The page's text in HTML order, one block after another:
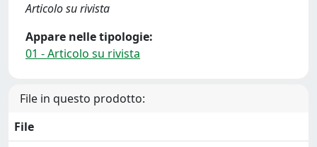
Articolo su rivista
Appare nelle tipologie:
01 - Articolo su rivista
File in questo prodotto:
File